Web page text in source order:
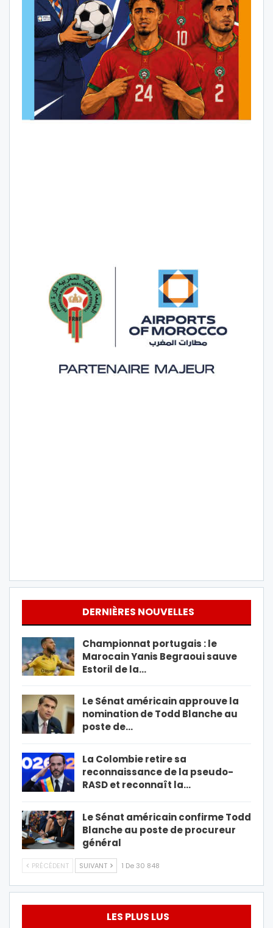
DERNIÈRES NOUVELLES
Championnat portugais : le
Marocain Yanis Begraoui sauve
Estoril de la…
Le Sénat américain approuve la
nomination de Todd Blanche au
poste de…
La Colombie retire sa
reconnaissance de la pseudo-
RASD et reconnaît la…
Le Sénat américain confirme Todd
Blanche au poste de procureur
général
PRÉCÉDENT SUIVANT 1 De 30 848
LES PLUS LUS